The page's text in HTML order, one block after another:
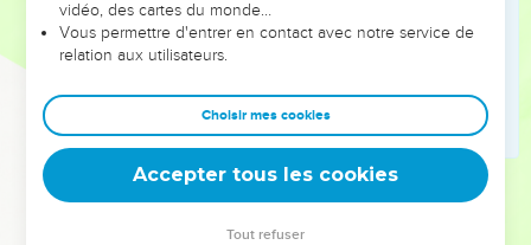
promets de donner à ta descendance tout ce pays, depuis le
fleuve d’Egypte jusqu’au grand fleuve, l’Euphrate,
des Hittites, des Phéréziens, des Rephaïm,
des Amoréens, des Cananéens, des Guirgasiens et des
Yebousiens.
La Bible Du Semeur Copyright © 1992, 1999 by Biblica, Inc.® Used by permission.
vidéo, des cartes du monde…
Vous permettre d'entrer en contact avec notre service de
relation aux utilisateurs.
Choisir mes cookies
Accepter tous les cookies
Tout refuser